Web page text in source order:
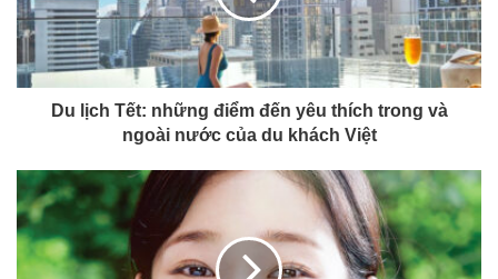
Du lịch Tết: những điểm đến yêu thích trong và
ngoài nước của du khách Việt